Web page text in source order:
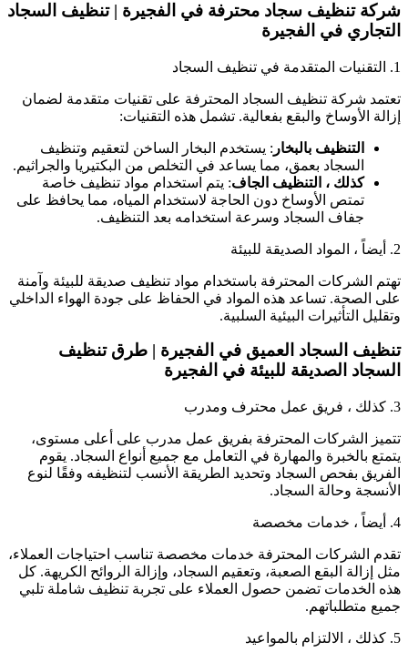
شركة تنظيف سجاد محترفة في الفجيرة | تنظيف السجاد
التجاري في الفجيرة
1. التقنيات المتقدمة في تنظيف السجاد
تعتمد شركة تنظيف السجاد المحترفة على تقنيات متقدمة لضمان
إزالة الأوساخ والبقع بفعالية. تشمل هذه التقنيات:
التنظيف بالبخار : يستخدم البخار الساخن لتعقيم وتنظيف
السجاد بعمق، مما يساعد في التخلص من البكتيريا والجراثيم.
كذلك ، التنظيف الجاف: يتم استخدام مواد تنظيف خاصة
تمتص الأوساخ دون الحاجة لاستخدام المياه، مما يحافظ على
جفاف السجاد وسرعة استخدامه بعد التنظيف.
2. أيضاً ، المواد الصديقة للبيئة
تهتم الشركات المحترفة باستخدام مواد تنظيف صديقة للبيئة وآمنة
على الصحة. تساعد هذه المواد في الحفاظ على جودة الهواء الداخلي
وتقليل التأثيرات البيئية السلبية.
تنظيف السجاد العميق في الفجيرة | طرق تنظيف
السجاد الصديقة للبيئة في الفجيرة
3. كذلك ، فريق عمل محترف ومدرب
تتميز الشركات المحترفة بفريق عمل مدرب على أعلى مستوى،
يتمتع بالخبرة والمهارة في التعامل مع جميع أنواع السجاد. يقوم
الفريق بفحص السجاد وتحديد الطريقة الأنسب لتنظيفه وفقًا لنوع
الأنسجة وحالة السجاد.
4. أيضاً ، خدمات مخصصة
تقدم الشركات المحترفة خدمات مخصصة تناسب احتياجات العملاء،
مثل إزالة البقع الصعبة، وتعقيم السجاد، وإزالة الروائح الكريهة. كل
هذه الخدمات تضمن حصول العملاء على تجربة تنظيف شاملة تلبي
جميع متطلباتهم.
5. كذلك ، الالتزام بالمواعيد